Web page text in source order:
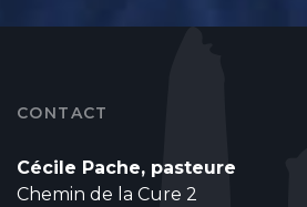
CONTACT
Cécile Pache, pasteure
Chemin de la Cure 2